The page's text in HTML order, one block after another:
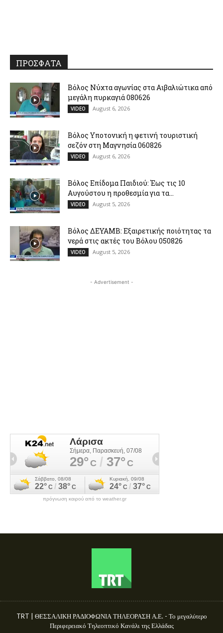
ΠΡΟΣΦΑΤΑ
Βόλος Νύχτα αγωνίας στα Αιβαλιώτικα από
μεγάλη πυρκαγιά 080626
VIDEO August 6, 2026
Βόλος Υποτονική η φετινή τουριστική
σεζόν στη Μαγνησία 060826
VIDEO August 6, 2026
Βόλος Επίδομα Παιδιού: Έως τις 10
Αυγούστου η προθεσμία για τα...
VIDEO August 5, 2026
Βόλος ΔΕΥΑΜΒ: Εξαιρετικής ποιότητας τα
νερά στις ακτές του Βόλου 050826
VIDEO August 5, 2026
- Advertisement -
πρόγνωση καιρού από το weather.gr
TRT | ΘΕΣΣΑΛΙΚΗ ΡΑΔΙΟΦΩΝΙΑ ΤΗΛΕΟΡΑΣΗ Α.Ε. - Το μεγαλύτερο
Περιφερειακό Τηλεοπτικό Κανάλι της Ελλάδας